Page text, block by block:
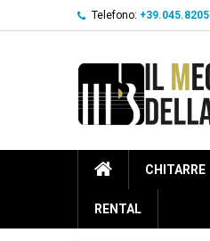
Telefono:
CHITARRE
RENTAL